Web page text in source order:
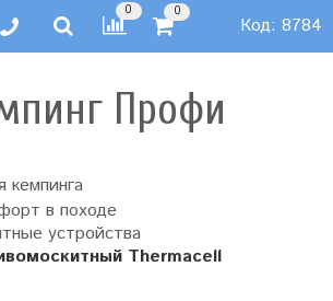
0 0
Код: 8784
Профи
кемпинга
в походе
устройства
Thermacell